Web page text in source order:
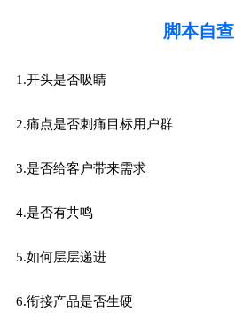
脚本自查
1.开头是否吸睛
2.痛点是否刺痛目标用户群
3.是否给客户带来需求
4.是否有共鸣
5.如何层层递进
6.衔接产品是否生硬